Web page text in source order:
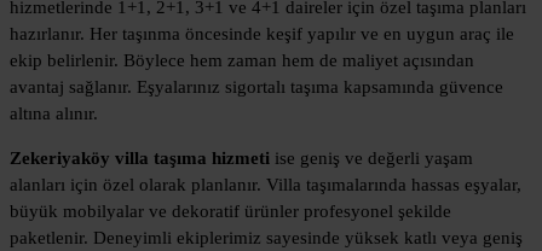
hizmetlerinde 1+1, 2+1, 3+1 ve 4+1 daireler için özel taşıma planları
hazırlanır. Her taşınma öncesinde keşif yapılır ve en uygun araç ile
ekip belirlenir. Böylece hem zaman hem de maliyet açısından
avantaj sağlanır. Eşyalarınız sigortalı taşıma kapsamında güvence
altına alınır.
Zekeriyaköy villa taşıma hizmeti ise geniş ve değerli yaşam
alanları için özel olarak planlanır. Villa taşımalarında hassas eşyalar,
büyük mobilyalar ve dekoratif ürünler profesyonel şekilde
paketlenir. Deneyimli ekiplerimiz sayesinde yüksek katlı veya geniş